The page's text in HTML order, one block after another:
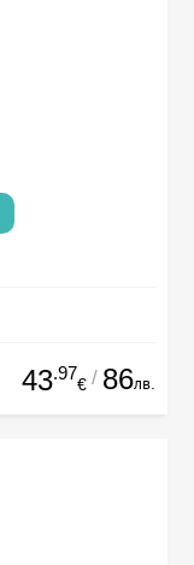
43.97
€ / 86лв.